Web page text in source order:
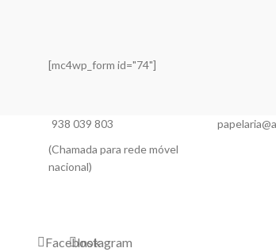
[mc4wp_form id="74"]
938 039 803
(Chamada para rede móvel
nacional)
FacebookInstagram